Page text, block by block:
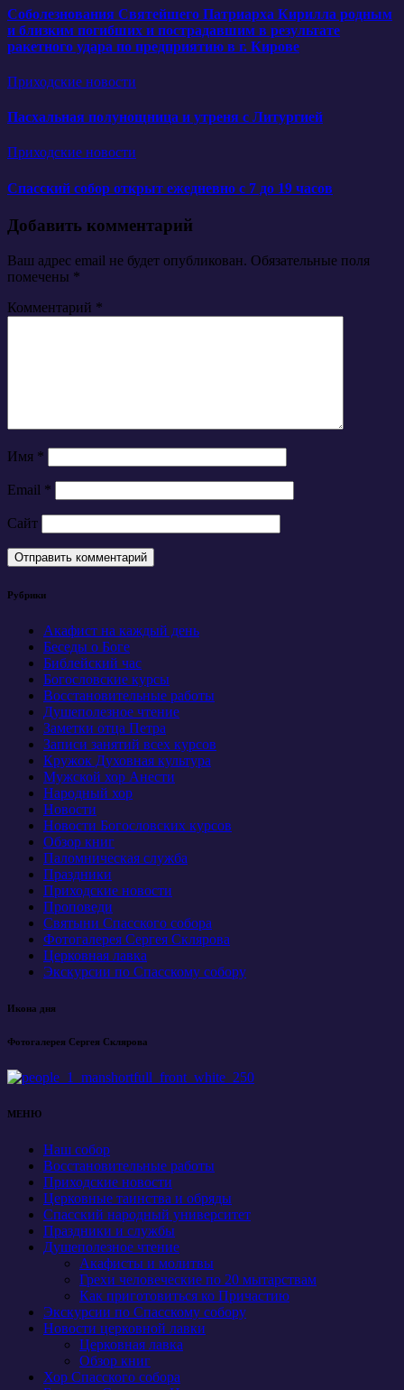
Соболезнования Святейшего Патриарха Кирилла родным
и близким погибших и пострадавшим в результате
ракетного удара по предприятию в г. Кирове
Приходские новости
Пасхальная полунощница и утреня с Литургией
Приходские новости
Спасский собор открыт ежедневно с 7 до 19 часов
Добавить комментарий
Ваш адрес email не будет опубликован. Обязательные поля
помечены *
Комментарий *
Имя *
Email *
Сайт
Рубрики
Акафист на каждый день
Беседы о Боге
Библейский час
Богословские курсы
Восстановительные работы
Душеполезное чтение
Заметки отца Петра
Записи занятий всех курсов
Кружок Духовная культура
Мужской хор Анести
Народный хор
Новости
Новости Богословских курсов
Обзор книг
Паломническая служба
Праздники
Приходские новости
Проповеди
Святыни Спасского собора
Фотогалерея Сергея Склярова
Церковная лавка
Экскурсии по Спасскому собору
Икона дня
Фотогалерея Сергея Склярова
МЕНЮ
Наш собор
Восстановительные работы
Приходские новости
Церковные таинства и обряды
Спасский народный университет
Праздники и службы
Душеполезное чтение
Акафисты и молитвы
Грехи человеческие по 20 мытарствам
Как приготовиться ко Причастию
Экскурсии по Спасскому собору
Новости церковной лавки
Церковная лавка
Обзор книг
Хор Спасского собора